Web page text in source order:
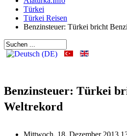
Türkei
Türkei Reisen
Benzinsteuer: Türkei bricht
Benzinsteuer: Türkei
Weltrekord
Mittwoch, 18. Dezember 2013